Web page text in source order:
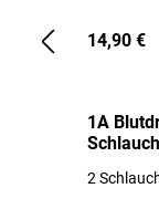
14,90 €
1A
Schlauch
2